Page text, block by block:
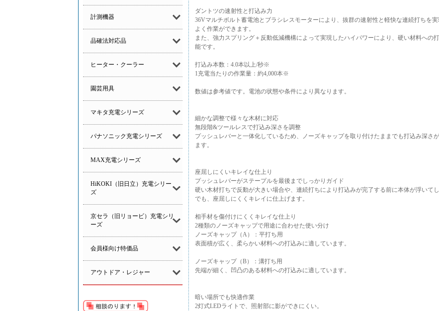
計測機器
品確法対応品
ヒーター・クーラー
園芸用具
マキタ充電シリーズ
パナソニック充電シリーズ
MAX充電シリーズ
HiKOKI（旧日立）充電シリー
ズ
京セラ（旧リョービ）充電シリ
ーズ
会員様向け特価品
アウトドア・レジャー
ダントツの速射性と打込み力
36Vマルチボルト蓄電池とブラシレスモーターにより、抜群の速射性と軽快な連続打ちを
よく作業ができます。
また、強力スプリング＋反動低減機構によって実現したハイパワーにより、硬い材料への
能です。
打込み本数：4.0本以上/秒※
1充電当たりの作業量：約4,000本※
数値は参考値です。電池の状態や条件により異なります。
細かな調整で様々な木材に対応
無段階&ツールレスで打込み深さを調整
プッシュレバーと一体化しているため、ノーズキャップを取り付けたままでも打込み深さ
ます。
座屈しにくいキレイな仕上り
プッシュレバーがステープルを最後までしっかりガイド
硬い木材打ちで反動が大きい場合や、連続打ちにより打込みが完了する前に本体が浮いて
でも、座屈しにくくキレイに仕上げます。
相手材を傷付けにくくキレイな仕上り
2種類のノーズキャップで用途に合わせた使い分け
ノーズキャップ（A）：平打ち用
表面積が広く、柔らかい材料への打込みに適しています。
ノーズキャップ（B）：溝打ち用
先端が細く、凹凸のある材料への打込みに適しています。
暗い場所でも快適作業
2灯式LEDライトで、照射部に影ができにくい。